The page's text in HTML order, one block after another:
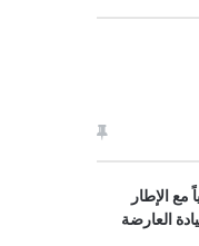
الإطار
العارضة